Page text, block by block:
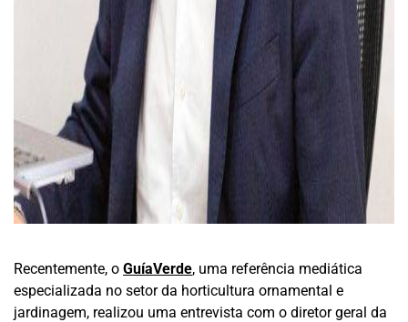
Recentemente, o GuíaVerde, uma referência mediática
especializada no setor da horticultura ornamental e
jardinagem, realizou uma entrevista com o diretor geral da